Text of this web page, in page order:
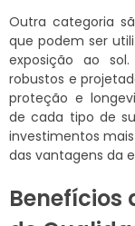
Outra categoria
que podem ser
exposição ao
robustos e
proteção e
de cada tipo de
investimentos
das vantagens da
Benefícios